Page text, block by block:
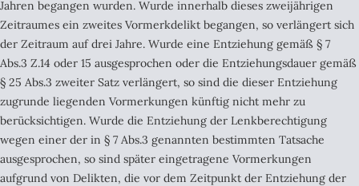
Jahren begangen wurden. Wurde innerhalb dieses zweijährigen
Zeitraumes ein zweites Vormerkdelikt begangen, so verlängert sich
der Zeitraum auf drei Jahre. Wurde eine Entziehung gemäß § 7
Abs.3 Z.14 oder 15 ausgesprochen oder die Entziehungsdauer gemäß
§ 25 Abs.3 zweiter Satz verlängert, so sind die dieser Entziehung
zugrunde liegenden Vormerkungen künftig nicht mehr zu
berücksichtigen. Wurde die Entziehung der Lenkberechtigung
wegen einer der in § 7 Abs.3 genannten bestimmten Tatsache
ausgesprochen, so sind später eingetragene Vormerkungen
aufgrund von Delikten, die vor dem Zeitpunkt der Entziehung der